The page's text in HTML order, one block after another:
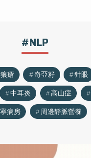
#NLP
瘡 奇亞籽 針眼
中耳炎 高山症
病房
周邊靜脈營養